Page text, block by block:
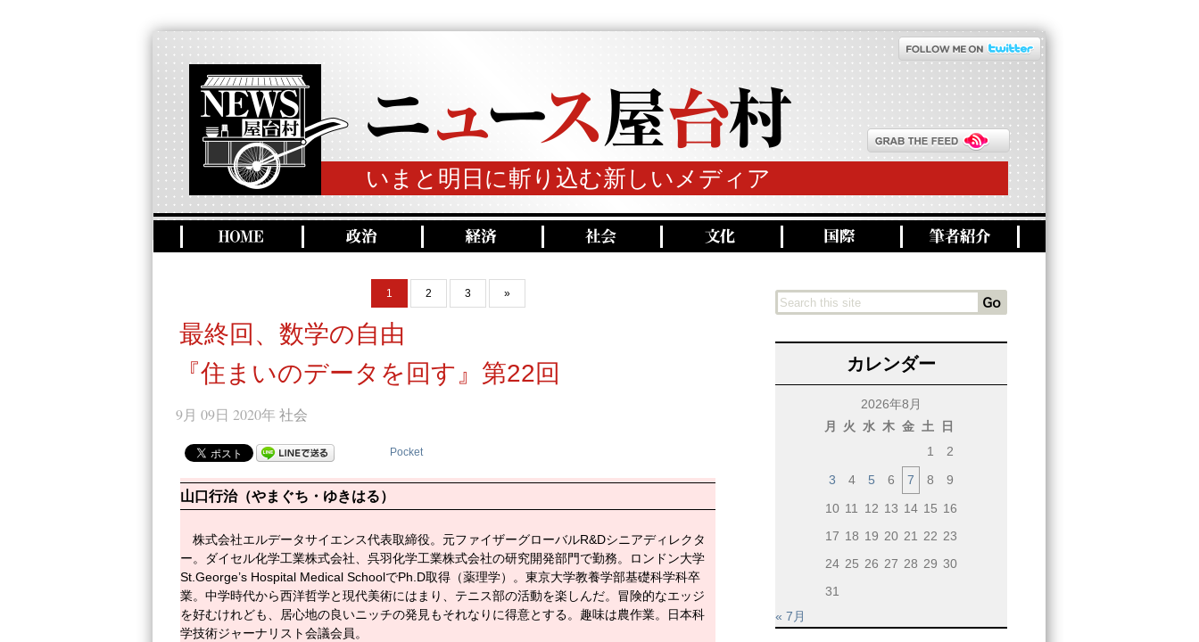
いまと明日に斬り込む新しいメディア
1 2 3 »
最終回、数学の自由
『住まいのデータを回す』第22回
9月 09日 2020年 社会
Pocket
山口行治（やまぐち・ゆきはる）
株式会社エルデータサイエンス代表取締役。元ファイザーグローバルR&Dシニアディレクタ
ー。ダイセル化学工業株式会社、呉羽化学工業株式会社の研究開発部門で勤務。ロンドン大学
St.George’s Hospital Medical SchoolでPh.D取得（薬理学）。東京大学教養学部基礎科学科卒
業。中学時代から西洋哲学と現代美術にはまり、テニス部の活動を楽しんだ。冒険的なエッジ
を好むけれども、居心地の良いニッチの発見もそれなりに得意とする。趣味は農作業。日本科
学技術ジャーナリスト会議会員。
カレンダー
2026年8月
月
火 水 木 金 土
日
1
2
3
4 5 6 7 8
9
10 11 12 13 14 15 16
17 18 19 20 21 22 23
24 25 26 27 28 29 30
31
« 7月